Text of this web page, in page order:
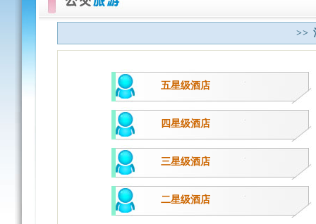
>>
五星级酒店
四星级酒店
三星级酒店
二星级酒店